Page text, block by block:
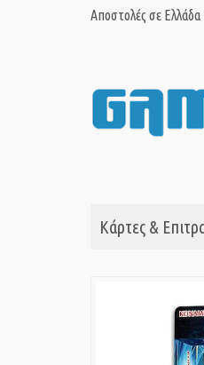
Αποστολές σε Ελλάδα
Κάρτες &